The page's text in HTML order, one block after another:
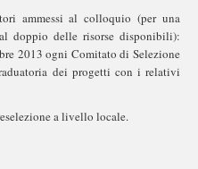
ammessi al colloquio (per una
doppio delle risorse disponibili):
2013 ogni Comitato di Selezione
dei progetti con i relativi
a livello locale.